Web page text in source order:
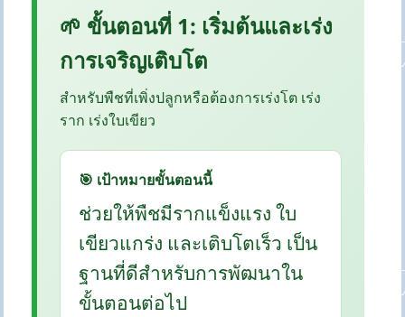
🌱 ขั้นตอนที่ 1: เริ่มต้นและเร่ง
การเจริญเติบโต
สำหรับพืชที่เพิ่งปลูกหรือต้องการเร่งโต เร่ง
ราก เร่งใบเขียว
🎯 เป้าหมายขั้นตอนนี้
ช่วยให้พืชมีรากแข็งแรง ใบ
เขียวแกร่ง และเติบโตเร็ว เป็น
ฐานที่ดีสำหรับการพัฒนาใน
ขั้นตอนต่อไป